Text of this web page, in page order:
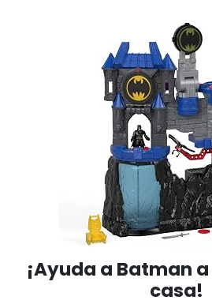
¡Ayuda a Batman
casa!